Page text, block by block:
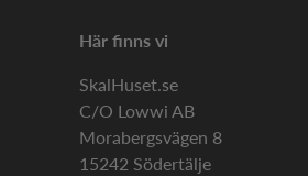
Här finns vi
SkalHuset.se
C/O Lowwi AB
Morabergsvägen 8
15242 Södertälje